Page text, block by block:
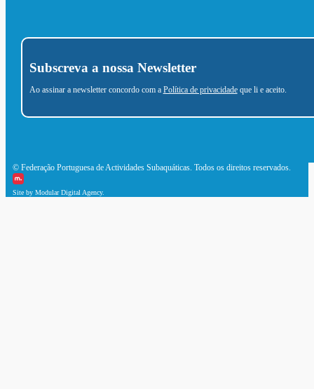
Subscreva a nossa Newsletter
Ao assinar a newsletter concordo com a Política de privacidadeque li e aceito.
© Federação Portuguesa de Actividades Subaquáticas. Todos os direitos reservados.
Site by Modular Digital Agency.